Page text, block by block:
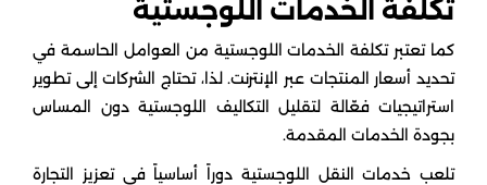
تكلفة الخدمات اللوجستية
كما تعتبر تكلفة الخدمات اللوجستية من العوامل الحاسمة في
تحديد أسعار المنتجات عبر الإنترنت. لذا، تحتاج الشركات إلى تطوير
استراتيجيات فعّالة لتقليل التكاليف اللوجستية دون المساس
بجودة الخدمات المقدمة.
تلعب خدمات النقل اللوجستية دوراً أساسياً في تعزيز التجارة